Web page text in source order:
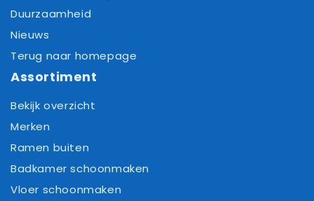
Duurzaamheid
Nieuws
Terug naar homepage
Assortiment
Bekijk overzicht
Merken
Ramen buiten
Badkamer schoonmaken
Vloer schoonmaken